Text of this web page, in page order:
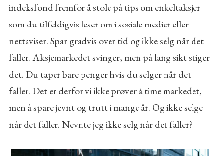
indeksfond fremfor å stole på tips om enkeltaksjer
som du tilfeldigvis leser om i sosiale medier eller
nettaviser. Spar gradvis over tid og ikke selg når det
faller. Aksjemarkedet svinger, men på lang sikt stiger
det. Du taper bare penger hvis du selger når det
faller. Det er derfor vi ikke prøver å time markedet,
men å spare jevnt og trutt i mange år. Og ikke selge
når det faller. Nevnte jeg ikke selg når det faller?